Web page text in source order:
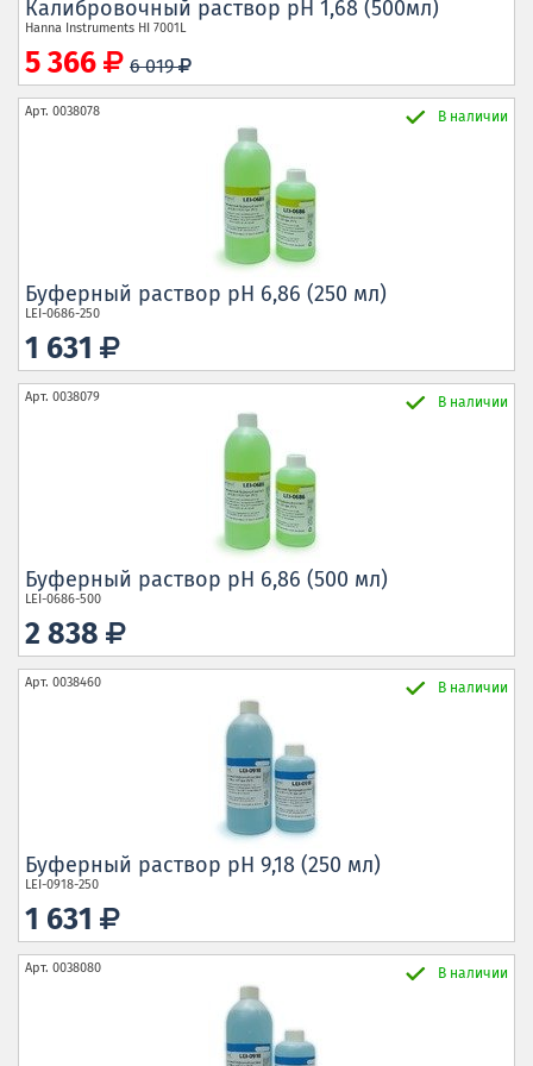
Калибровочный раствор рН 1,68 (500мл)
Hanna Instruments HI 7001L
5 366 6 019
Арт. 0038078 В наличии
Буферный раствор pH 6,86 (250 мл)
LEI-0686-250
1 631
Арт. 0038079 В наличии
Буферный раствор pH 6,86 (500 мл)
LEI-0686-500
2 838
Арт. 0038460 В наличии
Буферный раствор pH 9,18 (250 мл)
LEI-0918-250
1 631
Арт. 0038080 В наличии